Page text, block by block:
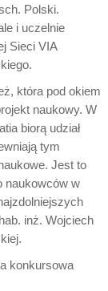
Polski.
i uczelnie
Sieci VIA
która pod okiem
naukowy. W
biorą udział
tym
Jest to
naukowców w
inż. Wojciech
konkursowa